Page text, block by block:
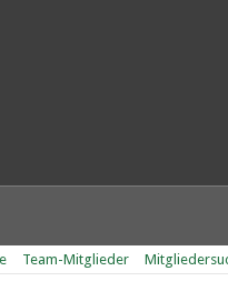
Team-Mitglieder